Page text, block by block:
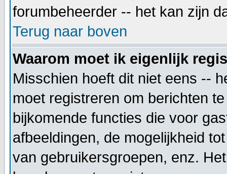
forumbeheerder -- het kan zijn
Terug naar boven
Waarom moet ik eigenlijk
Misschien hoeft dit niet eens --
moet registreren om berichten
bijkomende functies die voor
afbeeldingen, de mogelijkheid
van gebruikersgroepen, enz.